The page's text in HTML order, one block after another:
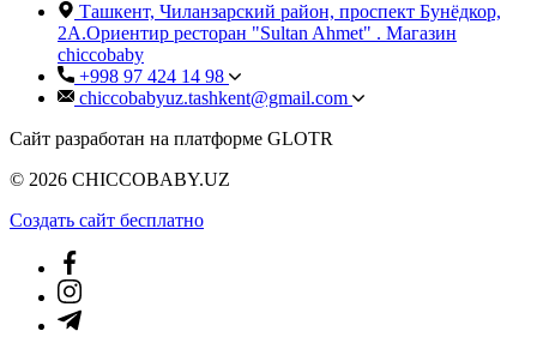
Ташкент, Чиланзарский район, проспект Бунёдкор,
2А.Ориентир ресторан "Sultan Ahmet" . Магазин
chiccobaby
+998 97 424 14 98
chiccobabyuz.tashkent@gmail.com
Сайт разработан на платформе GLOTR
© 2026 CHICCOBABY.UZ
Создать cайт бесплатно